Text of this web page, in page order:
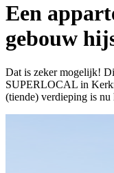
Een
gebouw
Dat is zeker mogelijk!
SUPERLOCAL in
(tiende) verdieping is